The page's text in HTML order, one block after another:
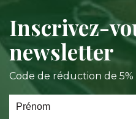
Inscrivez-
newsletter
Code de réduction de